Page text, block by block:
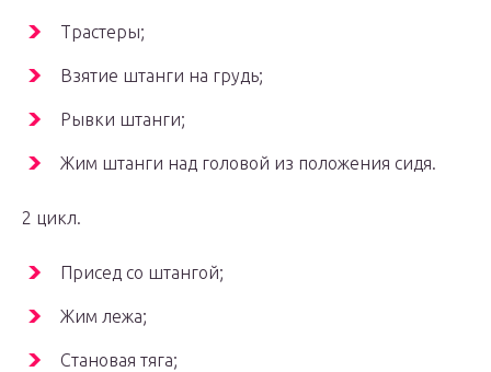
Трастеры;
Взятие штанги на грудь;
Рывки штанги;
Жим штанги над головой из положения сидя.
2 цикл.
Присед со штангой;
Жим лежа;
Становая тяга;